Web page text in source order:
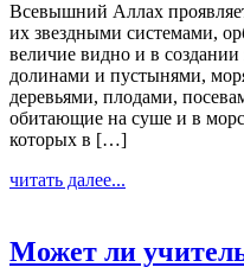
Всевышний Аллах
их звездными системами,
величие видно и в
долинами и пустынями,
деревьями, плодами,
обитающие на суше и в
которых в […]
читать далее...
Может ли